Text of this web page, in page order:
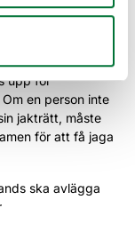
skickas inte till
om
upp för
en person inte
jakträtt, måste
för att få jaga
ska avlägga